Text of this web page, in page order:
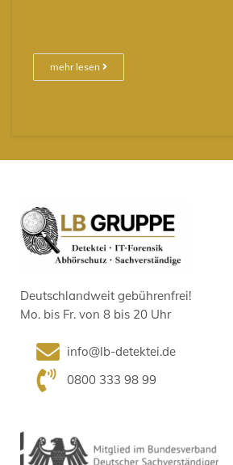
mehr lesen
Deutschlandweit gebührenfrei!
Mo. bis Fr. von 8 bis 20 Uhr
info@lb-detektei.de
0800 333 98 99